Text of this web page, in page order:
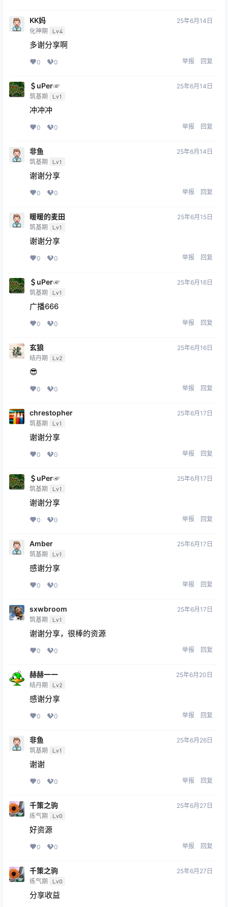
KK妈
化神期 Lv4
25年6月14日
多谢分享啊
0 0 举报 回复
＄uΡer☞
筑基期 Lv1
25年6月14日
冲冲冲
0 0 举报 回复
非鱼
筑基期 Lv1
25年6月14日
谢谢分享
0 0 举报 回复
暖暖的麦田
筑基期 Lv1
25年6月15日
谢谢分享
0 0 举报 回复
＄uΡer☞
筑基期 Lv1
25年6月16日
广播666
0 0 举报 回复
玄狼
结丹期 Lv2
25年6月16日
😎
0 0 举报 回复
chrestopher
筑基期 Lv1
25年6月17日
谢谢分享
0 0 举报 回复
＄uΡer☞
筑基期 Lv1
25年6月17日
谢谢分享
0 0 举报 回复
Amber
筑基期 Lv1
25年6月17日
感谢分享
0 0 举报 回复
sxwbroom
筑基期 Lv1
25年6月17日
谢谢分享，很棒的资源
0 0 举报 回复
赫赫一一
结丹期 Lv2
25年6月20日
感谢分享
0 0 举报 回复
非鱼
筑基期 Lv1
25年6月26日
谢谢
0 0 举报 回复
千策之驹
练气期 Lv0
25年6月27日
好资源
0 0 举报 回复
千策之驹
练气期 Lv0
25年6月27日
分享收益